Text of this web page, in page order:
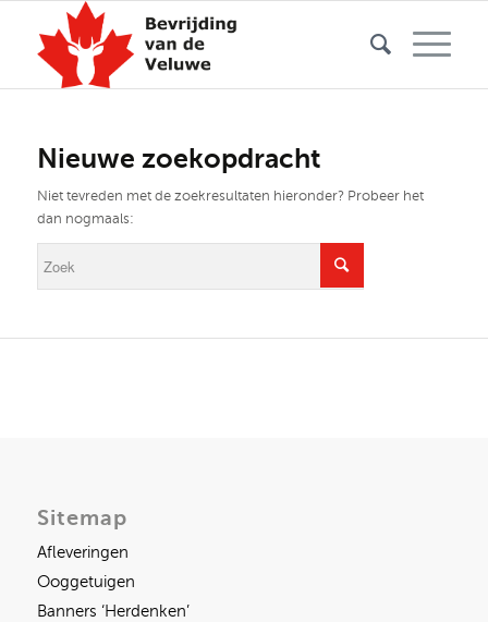
Nieuwe zoekopdracht
Niet tevreden met de zoekresultaten hieronder? Probeer het
dan nogmaals:
Sitemap
Afleveringen
Ooggetuigen
Banners ‘Herdenken’